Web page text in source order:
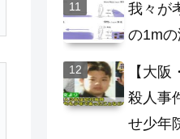
我々が
の1m
【大
殺人事
せ少年